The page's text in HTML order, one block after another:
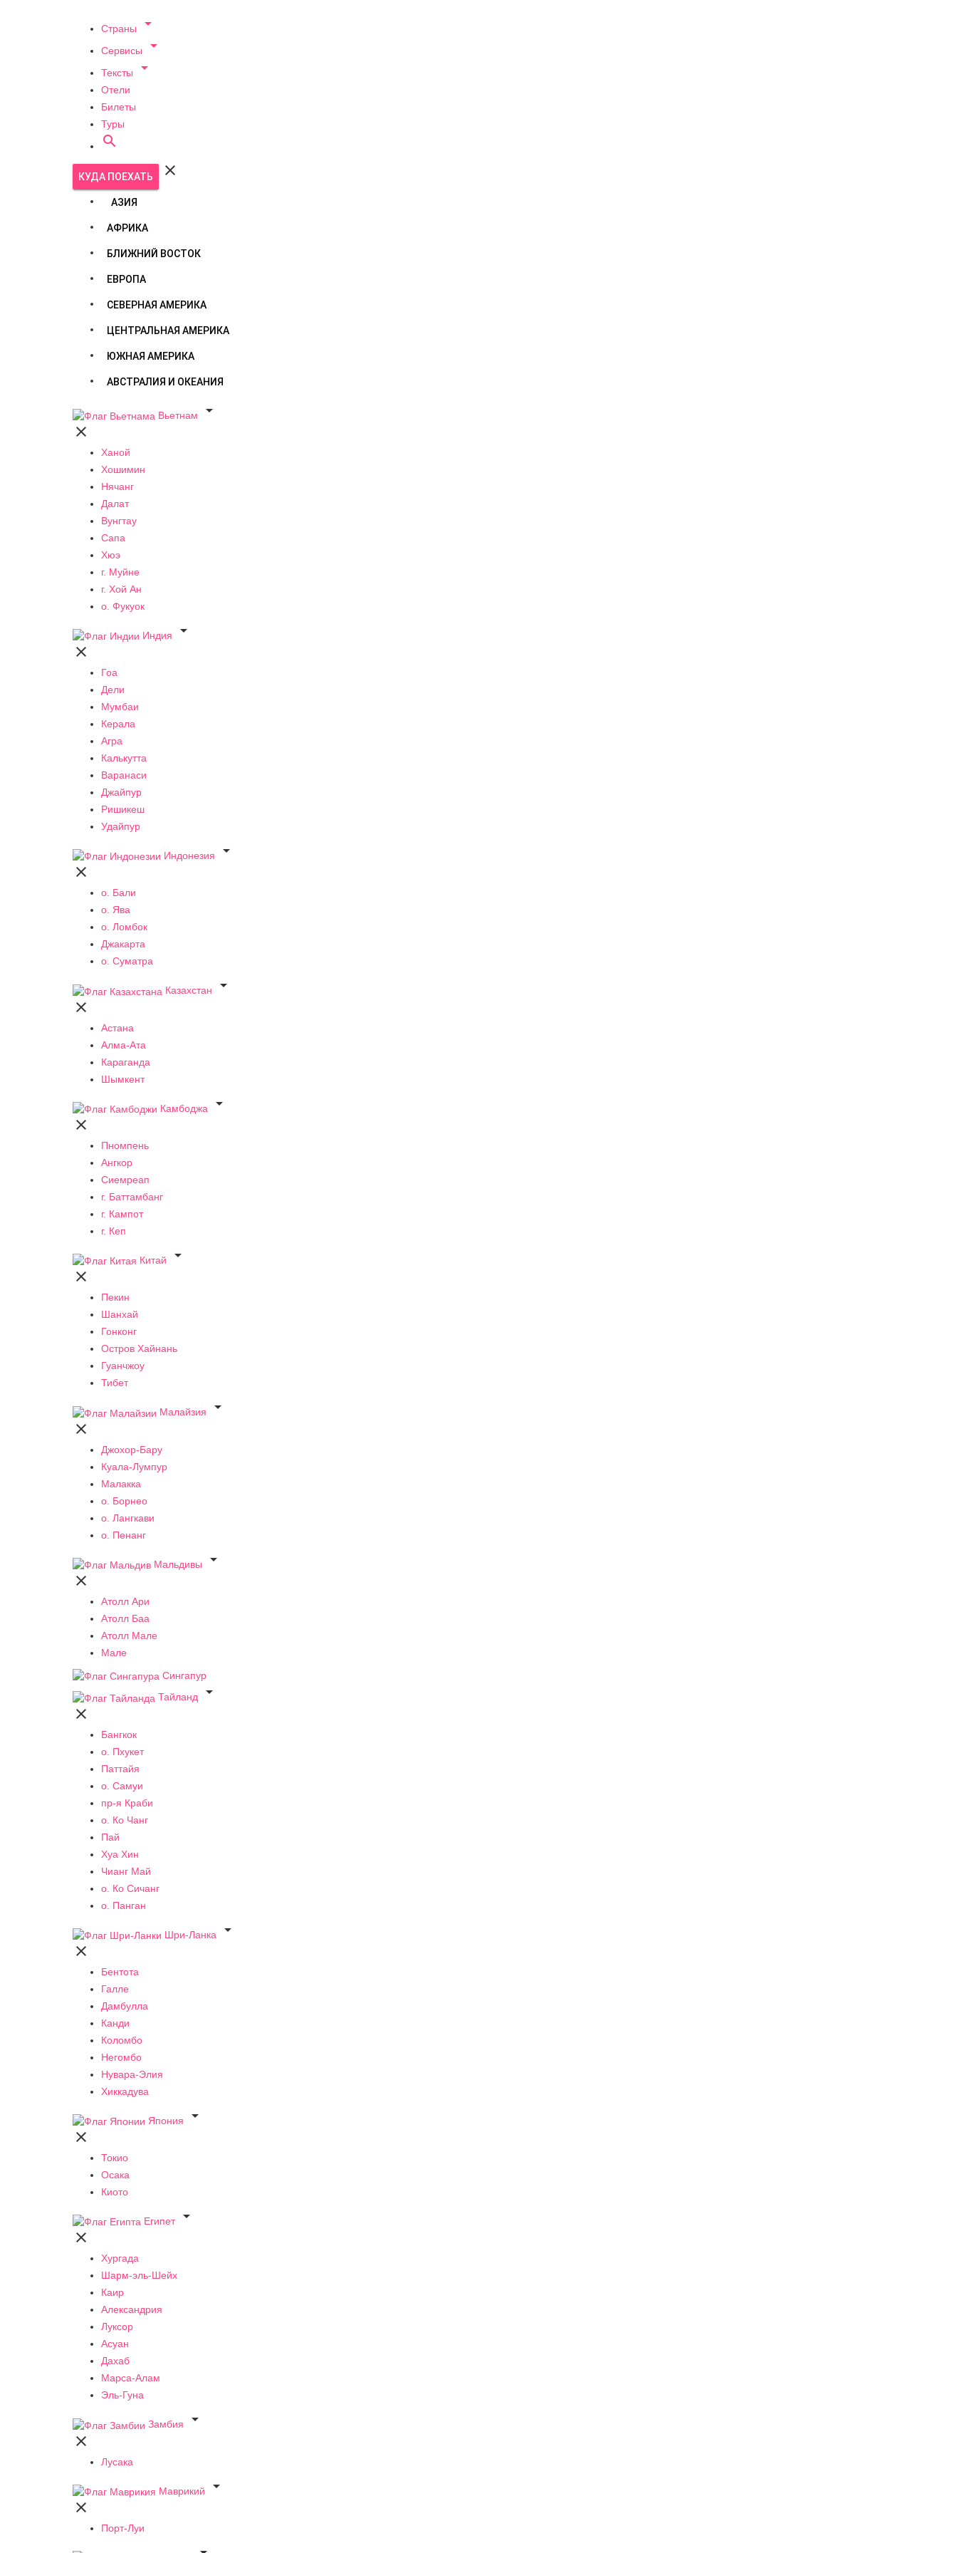
Страны 
Сервисы 
Тексты 
Отели
Билеты
Туры

КУДА ПОЕХАТЬ 
АЗИЯ
АФРИКА
БЛИЖНИЙ ВОСТОК
ЕВРОПА
СЕВЕРНАЯ АМЕРИКА
ЦЕНТРАЛЬНАЯ АМЕРИКА
ЮЖНАЯ АМЕРИКА
АВСТРАЛИЯ И ОКЕАНИЯ
Вьетнам


Ханой
Хошимин
Нячанг
Далат
Вунгтау
Сапа
Хюэ
г. Муйне
г. Хой Ан
о. Фукуок
Индия


Гоа
Дели
Мумбаи
Керала
Агра
Калькутта
Варанаси
Джайпур
Ришикеш
Удайпур
Индонезия


о. Бали
о. Ява
о. Ломбок
Джакарта
о. Суматра
Казахстан


Астана
Алма-Ата
Караганда
Шымкент
Камбоджа


Пномпень
Ангкор
Сиемреап
г. Баттамбанг
г. Кампот
г. Кеп
Китай


Пекин
Шанхай
Гонконг
Остров Хайнань
Гуанчжоу
Тибет
Малайзия


Джохор-Бару
Куала-Лумпур
Малакка
о. Борнео
о. Лангкави
о. Пенанг
Мальдивы


Атолл Ари
Атолл Баа
Атолл Мале
Мале
Сингапур
Тайланд


Бангкок
о. Пхукет
Паттайя
о. Самуи
пр-я Краби
о. Ко Чанг
Пай
Хуа Хин
Чианг Май
о. Ко Сичанг
о. Панган
Шри-Ланка


Бентота
Галле
Дамбулла
Канди
Коломбо
Негомбо
Нувара-Элия
Хиккадува
Япония


Токио
Осака
Киото
Египет


Хургада
Шарм-эль-Шейх
Каир
Александрия
Луксор
Асуан
Дахаб
Марса-Алам
Эль-Гуна
Замбия


Лусака
Маврикий


Порт-Луи